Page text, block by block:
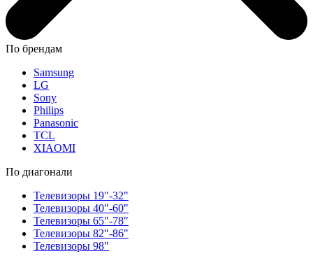
По брендам
Samsung
LG
Sony
Philips
Panasonic
TCL
XIAOMI
По диагонали
Телевизоры 19"-32"
Телевизоры 40"-60"
Телевизоры 65"-78"
Телевизоры 82"-86"
Телевизоры 98"